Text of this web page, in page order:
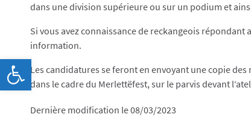
dans une division supérieure ou sur un podium et
Si vous avez connaissance de reckangeois
information.
Les candidatures se feront en envoyant une copie
dans le cadre du Merlettëfest, sur le parvis devant
Dernière modification le 08/03/2023
Ouvrir la barre d’outils